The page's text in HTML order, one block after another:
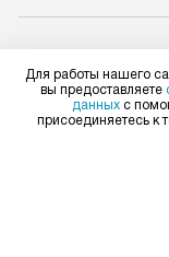
Для работы нашего
вы предоставляете
данных с
присоединяетесь к